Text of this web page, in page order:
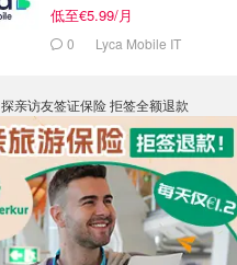
低至€5.99/月
0 Lyca Mobile IT
探亲访友签证保险 拒签全额退款